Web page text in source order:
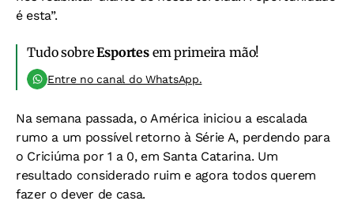
é esta”.
Tudo sobreEsportesem primeira mão!
Entre no canal do WhatsApp.
Na semana passada, o América iniciou a escalada
rumo a um possível retorno à Série A, perdendo para
o Criciúma por 1 a 0, em Santa Catarina. Um
resultado considerado ruim e agora todos querem
fazer o dever de casa.